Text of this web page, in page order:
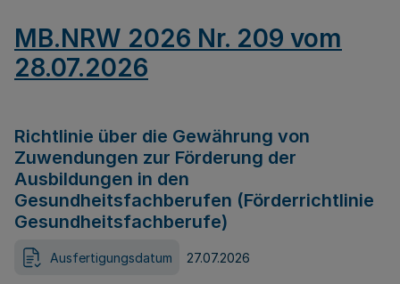
MB.NRW 2026 Nr. 209 vom
28.07.2026
Richtlinie über die Gewährung von
Zuwendungen zur Förderung der
Ausbildungen in den
Gesundheitsfachberufen (Förderrichtlinie
Gesundheitsfachberufe)
Ausfertigungsdatum 27.07.2026